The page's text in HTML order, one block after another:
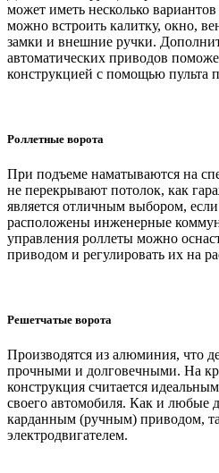
может иметь несколько
можно встроить калитку, окно,
замки и внешние ручки.
автоматических приводов
конструкцией с помощью пульта
Роллетные ворота
При подъеме наматываются на
не перекрывают потолок, как
является отличным выбором,
расположены инженерные
управления роллеты можно
приводом и регулировать их на
Решетчатые ворота
Производятся из алюминия, что
прочными и долговечными. На
конструкция считается
своего автомобиля. Как и любые
карданным (ручным) приводом,
электродвигателем.